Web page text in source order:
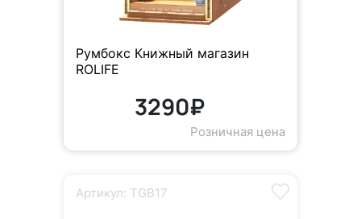
Румбокс Книжный магазин
ROLIFE
3290₽
Розничная цена
Артикул: TGB17